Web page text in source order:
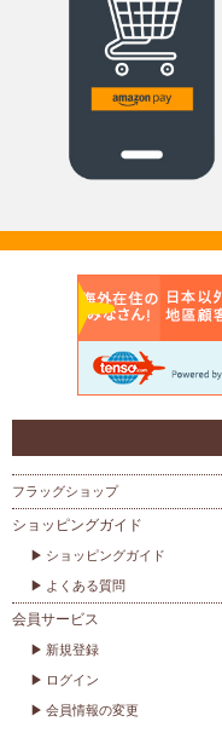
フラッグショップ
ショッピングガイド
ショッピングガイド
よくある質問
会員サービス
新規登録
ログイン
会員情報の変更